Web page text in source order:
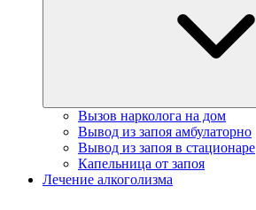
Вызов нарколога на дом
Вывод из запоя амбулаторно
Вывод из запоя в стационаре
Капельница от запоя
Лечение алкоголизма